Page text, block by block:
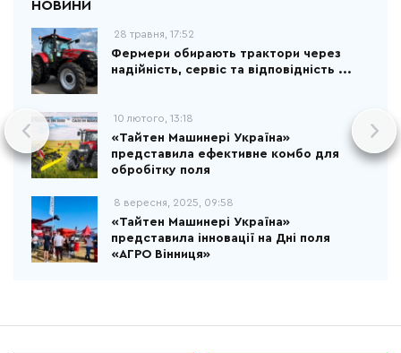
28 травня, 17:52
Фермери обирають трактори через
надійність, сервіс та відповідність ...
10 лютого, 13:18
«Тайтен Машинері Україна»
представила ефективне комбо для
обробітку поля
8 вересня, 2025, 09:58
«Тайтен Машинері Україна»
представила інновації на Дні поля
«АГРО Вінниця»